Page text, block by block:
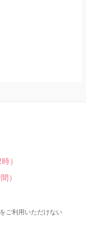
）
）
ご利用いただけない